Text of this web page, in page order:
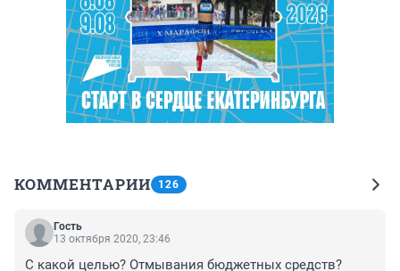
КОММЕНТАРИИ 126
Гость
13 октября 2020, 23:46
С какой целью? Отмывания бюджетных средств?